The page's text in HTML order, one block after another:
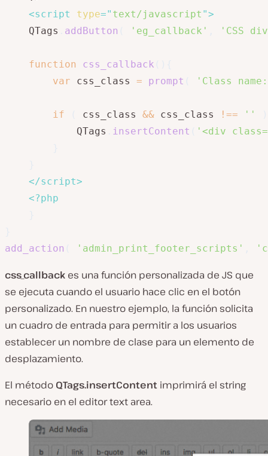
<script type=" text/javascript ">
	QTags
addButton 'eg_callback' 'CSS
function css_callback
var css_class = prompt 'Class
if css_class && css_class !== ''
			QTags
insertContent
'<div
</script>
<?php
add_action
'admin_print_footer_scripts'
css_callback es una función personalizada de JS que
se ejecuta cuando el usuario hace clic en el botón
personalizado. En nuestro ejemplo, la función solicita
un cuadro de entrada para permitir a los usuarios
establecer un nombre de clase para un elemento de
desplazamiento.
El método QTags.insertContent imprimirá el string
necesario en el editor text area.